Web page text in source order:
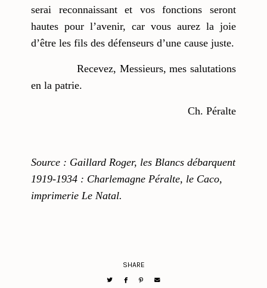
serai reconnaissant et vos fonctions seront
hautes pour l’avenir, car vous aurez la joie
d’être les fils des défenseurs d’une cause juste.
Recevez, Messieurs, mes salutations
en la patrie.
Ch. Péralte
Source : Gaillard Roger, les Blancs débarquent
1919-1934 : Charlemagne Péralte, le Caco,
imprimerie Le Natal.
SHARE